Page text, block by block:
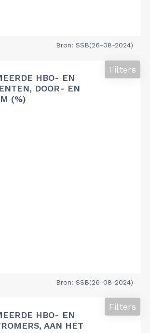
Bron: SSB(26-08-2024)
HBO- EN
DOOR- EN
(%)
Filters
Bron: SSB(26-08-2024)
HBO- EN
AAN HET
Filters